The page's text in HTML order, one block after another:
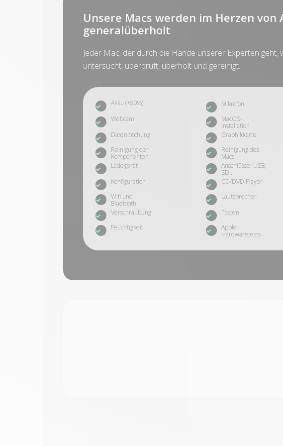
Unsere Macs werden im Herzen von
generalüberholt
Jeder Mac, der durch die Hände unserer Experten geht,
untersucht, überprüft, überholt und gereinigt.
Akku (+80%)
Mikrofon
Webcam
MacOS-
Installation
Datenlöschung
Graphikkarte
Reinigung der
Komponenten
Reinigung des
Macs
Ladegerät
Anschlüsse: USB,
SD...
Konfiguration
CD/DVD Player
Wifi und
Bluetooth
Lautsprecher
Verschraubung
Tasten
Feuchtigkeit
Apple
Hardwaretests